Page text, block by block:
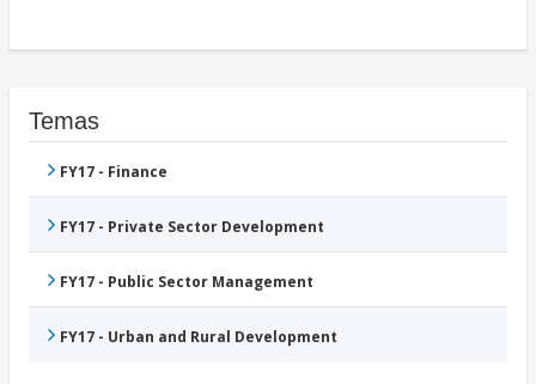
Temas
FY17 - Finance
FY17 - Private Sector Development
FY17 - Public Sector Management
FY17 - Urban and Rural Development